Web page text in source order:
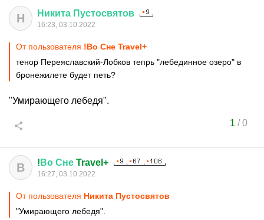
Н Никита Пустосвятов
16:23, 03.10.2022
От пользователя !Во Сне Travel+
тенор Переяславский-Лобков тепрь "лебединное озеро" в
бронежилете будет петь?
"Умирающего лебедя".
1 /0
В ! Во Сне Travel+
16:27, 03.10.2022
От пользователя Никита Пустосвятов
"Умирающего лебедя".